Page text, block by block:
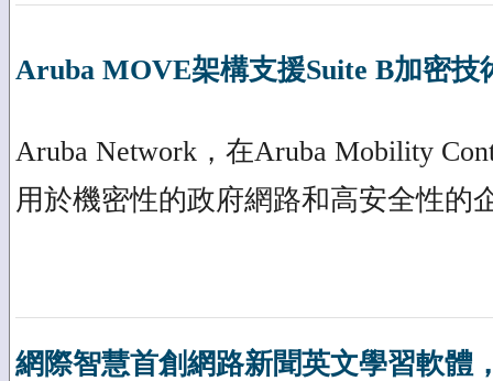
Aruba MOVE架構支援Suite B加密技
Aruba Network，在Aruba Mobility
用於機密性的政府網路和高安全性的
網際智慧首創網路新聞英文學習軟體